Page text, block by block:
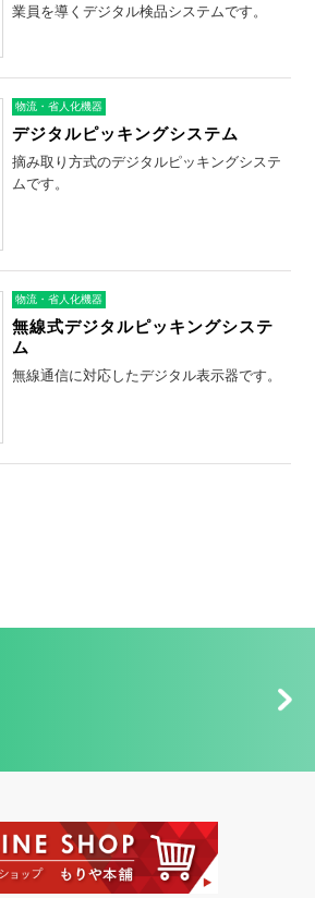
業員を導くデジタル検品システムです。
物流・省人化機器
デジタルピッキングシステム
摘み取り方式のデジタルピッキングシステ
ムです。
物流・省人化機器
無線式デジタルピッキングシステ
ム
無線通信に対応したデジタル表示器です。